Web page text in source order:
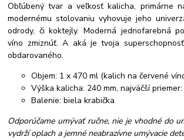
Obľúbený tvar a veľkosť kalicha, primárne
modernému stolovaniu vyhovuje jeho
odrody, či koktejly. Moderná jednofarebná
víno zmiznúť. A aká je tvoja
obdarovaného.
Objem: 1 x 470 ml (kalich na červené
Výška kalicha: 240 mm, najväčší priemer:
Balenie: biela krabička
Odporúčame umývať ručne, nie je vhodné do
vydrží oplach a jemné neabrazívne umývacie